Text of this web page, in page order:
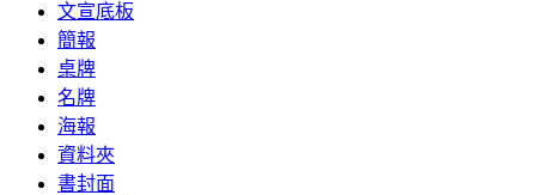
文宣底板
簡報
桌牌
名牌
海報
資料夾
書封面